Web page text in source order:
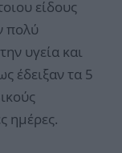
είδους
πολύ
υγεία και
έδειξαν τα 5
ημέρες.